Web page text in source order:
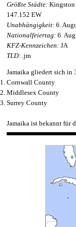
Größte Städte: Kingston
147.152 EW
Unabhängigkeit: 6.
Nationalfeiertag: 6.
KFZ-Kennzeichen: JA
TLD: .jm
Jamaika gliedert sich in
Cornwall County
Middlesex County
Surrey County
Jamaika ist bekannt für